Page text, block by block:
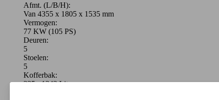
Afmt. (L/B/H):
Van 4355 x 1805 x 1535 mm
Vermogen:
77 KW (105 PS)
Deuren:
5
Stoelen:
5
Kofferbak:
335 - 1342 Liter